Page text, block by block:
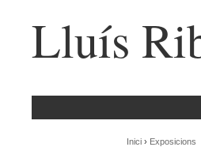
Lluís
Inici › Exposicions